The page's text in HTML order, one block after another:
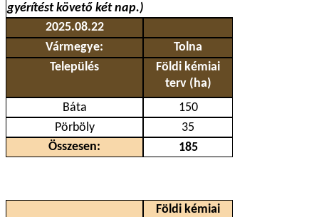
gyérítést követő két nap.)
2025.08.22
Vármegye:
Tolna
Település
Földi kémiai
terv (ha)
Báta
150
Pörböly
35
Összesen:
185
Földi kémiai